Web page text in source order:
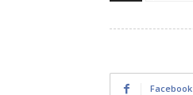
Facebook